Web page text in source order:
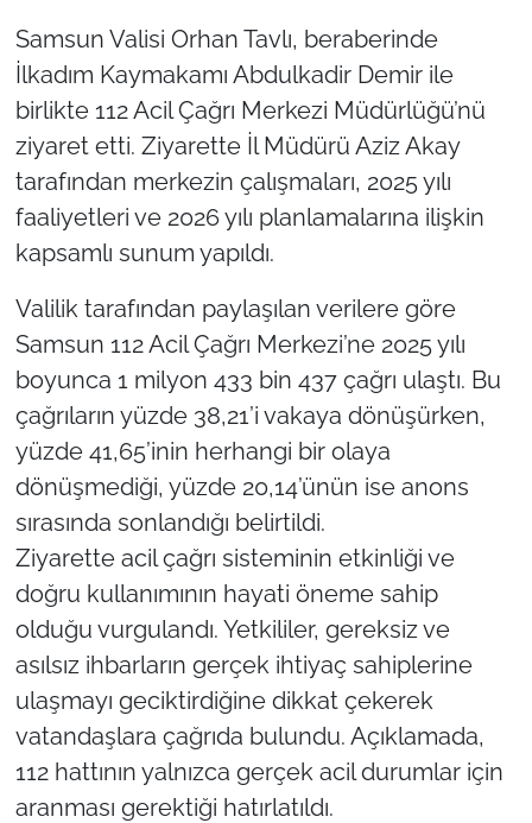
Samsun Valisi Orhan Tavlı, beraberinde
İlkadım Kaymakamı Abdulkadir Demir ile
birlikte 112 Acil Çağrı Merkezi Müdürlüğü’nü
ziyaret etti. Ziyarette İl Müdürü Aziz Akay
tarafından merkezin çalışmaları, 2025 yılı
faaliyetleri ve 2026 yılı planlamalarına ilişkin
kapsamlı sunum yapıldı.
Valilik tarafından paylaşılan verilere göre
Samsun 112 Acil Çağrı Merkezi’ne 2025 yılı
boyunca 1 milyon 433 bin 437 çağrı ulaştı. Bu
çağrıların yüzde 38,21’i vakaya dönüşürken,
yüzde 41,65’inin herhangi bir olaya
dönüşmediği, yüzde 20,14’ünün ise anons
sırasında sonlandığı belirtildi.
Ziyarette acil çağrı sisteminin etkinliği ve
doğru kullanımının hayati öneme sahip
olduğu vurgulandı. Yetkililer, gereksiz ve
asılsız ihbarların gerçek ihtiyaç sahiplerine
ulaşmayı geciktirdiğine dikkat çekerek
vatandaşlara çağrıda bulundu. Açıklamada,
112 hattının yalnızca gerçek acil durumlar için
aranması gerektiği hatırlatıldı.